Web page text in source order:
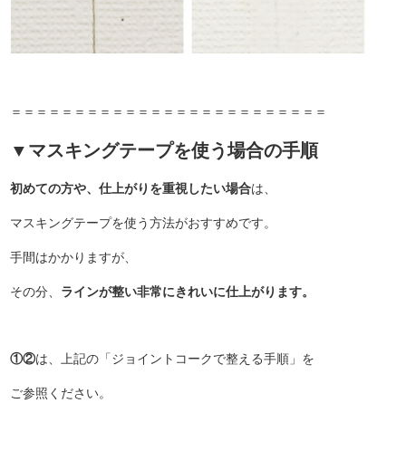
＝＝＝＝＝＝＝＝＝＝＝＝＝＝＝＝＝＝＝＝＝＝＝＝＝
▼マスキングテープを使う場合の手順
初めての方や、仕上がりを重視したい場合は、
マスキングテープを使う方法がおすすめです。
手間はかかりますが、
その分、 ラインが整い非常にきれいに仕上がります。
①②は、上記の「ジョイントコークで整える手順」を
ご参照ください。